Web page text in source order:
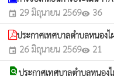
event 29 มิถุนายน 2569visibility 36
ประกาศเทศบาลตำบลหนอง
event 26 มิถุนายน 2569visibility 21
find_in_pageประกาศเทศบาลตำบลหนอง